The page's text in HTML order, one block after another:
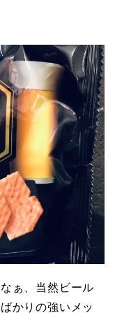
ぁ、当然ビール
かりの強いメッ